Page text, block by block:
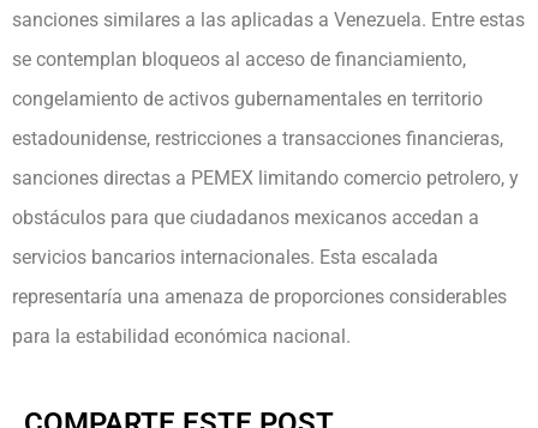
sanciones similares a las aplicadas a Venezuela. Entre estas
se contemplan bloqueos al acceso de financiamiento,
congelamiento de activos gubernamentales en territorio
estadounidense, restricciones a transacciones financieras,
sanciones directas a PEMEX limitando comercio petrolero, y
obstáculos para que ciudadanos mexicanos accedan a
servicios bancarios internacionales. Esta escalada
representaría una amenaza de proporciones considerables
para la estabilidad económica nacional.